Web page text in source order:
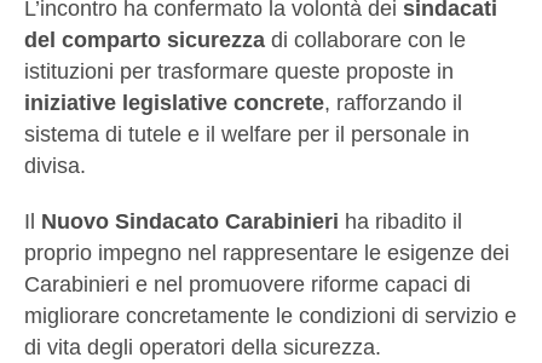
L’incontro ha confermato la volontà dei sindacati
del comparto sicurezza di collaborare con le
istituzioni per trasformare queste proposte in
iniziative legislative concrete, rafforzando il
sistema di tutele e il welfare per il personale in
divisa.
Il Nuovo Sindacato Carabinieri ha ribadito il
proprio impegno nel rappresentare le esigenze dei
Carabinieri e nel promuovere riforme capaci di
migliorare concretamente le condizioni di servizio e
di vita degli operatori della sicurezza.